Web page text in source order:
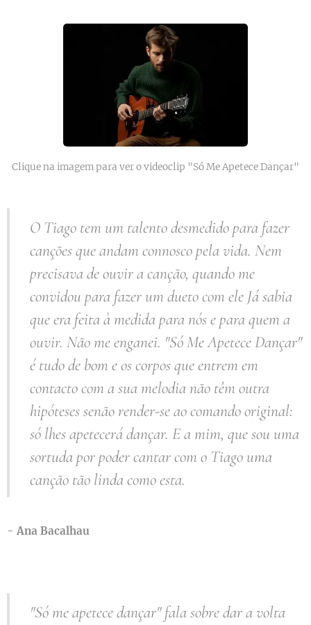
Clique na imagem para ver o videoclip "Só Me Apetece Dançar"
O Tiago tem um talento desmedido para fazer
canções que andam connosco pela vida. Nem
precisava de ouvir a canção, quando me
convidou para fazer um dueto com ele Já sabia
que era feita à medida para nós e para quem a
ouvir. Não me enganei. "Só Me Apetece Dançar"
é tudo de bom e os corpos que entrem em
contacto com a sua melodia não têm outra
hipóteses senão render-se ao comando original:
só lhes apetecerá dançar. E a mim, que sou uma
sortuda por poder cantar com o Tiago uma
canção tão linda como esta.
-Ana Bacalhau
"Só me apetece dançar" fala sobre dar a volta